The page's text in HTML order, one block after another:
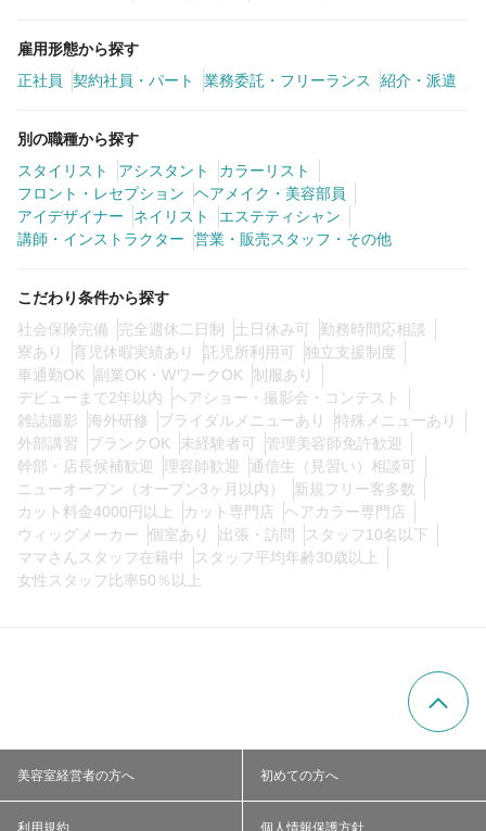
雇用形態
正社員 契約社員・パート
業務委託・フリーランス 紹介・派遣
詳細条件を変更
この条件の求人数 0 件
検索する
雇用形態から探す
正社員
契約社員・パート 業務委託・フリーランス 紹介・派遣
別の職種から探す
スタイリスト
アシスタント
カラーリスト
フロント・レセプション
ヘアメイク・美容部員
アイデザイナー
ネイリスト
エステティシャン
講師・インストラクター
営業・販売スタッフ・その他
こだわり条件から探す
社会保険完備
完全週休二日制 土日休み可
勤務時間応相談
寮あり
育児休暇実績あり 託児所利用可
独立支援制度
車通勤OK
副業OK・WワークOK
制服あり
デビューまで2年以内
ヘアショー・撮影会・コンテスト
雑誌撮影
海外研修 ブライダルメニューあり
特殊メニューあり
外部講習
ブランクOK 未経験者可
管理美容師免許歓迎
幹部・店長候補歓迎
理容師歓迎
通信生（見習い）相談可
ニューオープン（オープン3ヶ月以内）
新規フリー客多数
カット料金4000円以上
カット専門店
ヘアカラー専門店
ウィッグメーカー
個室あり 出張・訪問
スタッフ10名以下
ママさんスタッフ在籍中
スタッフ平均年齢30歳以上
女性スタッフ比率50％以上
美容室経営者の方へ 初めての方へ
利用規約 個人情報保護方針